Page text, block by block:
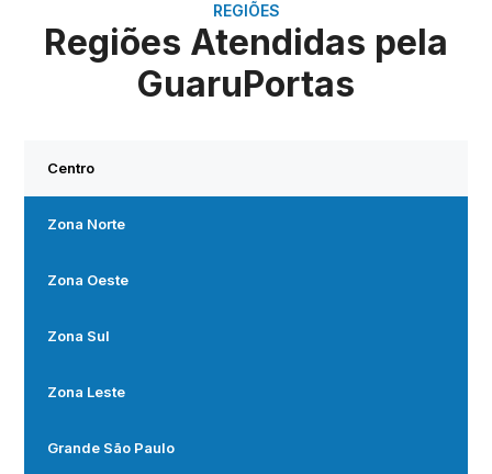
REGIÕES
Regiões Atendidas pela
GuaruPortas
Centro
Zona Norte
Zona Oeste
Zona Sul
Zona Leste
Grande São Paulo